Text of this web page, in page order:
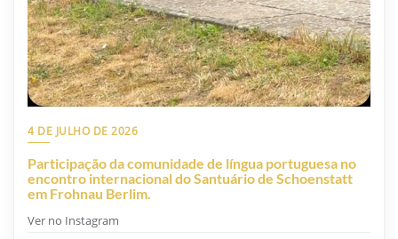
4 DE JULHO DE 2026
Participação da comunidade de língua portuguesa no
encontro internacional do Santuário de Schoenstatt
em Frohnau Berlim.
Ver no Instagram